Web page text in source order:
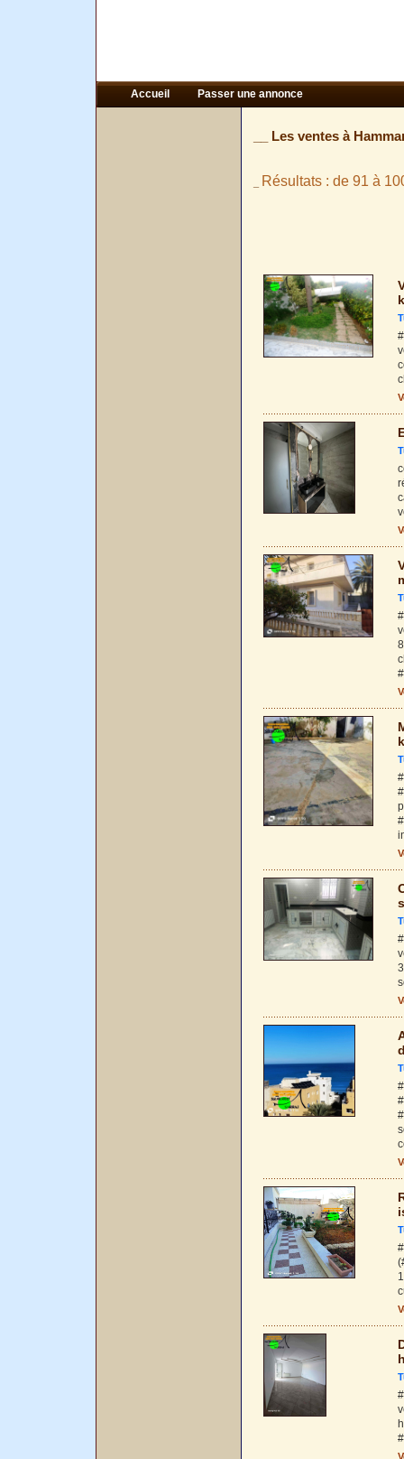
Accueil Passer une annonce
__ Les ventes à
Résultats : de 91 à